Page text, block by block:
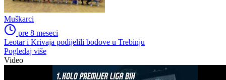
Muškarci
pre 8 meseci
Leotar i Krivaja podijelili bodove u Trebinju
Pogledaj više
Video